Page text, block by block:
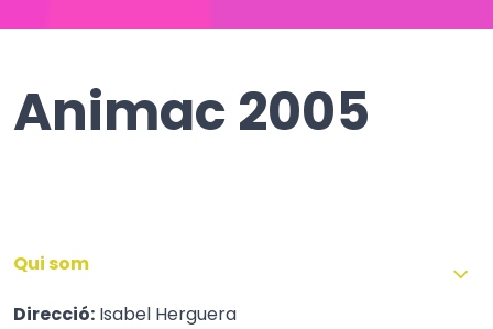
Animac 2005
Qui som
Direcció: Isabel Herguera